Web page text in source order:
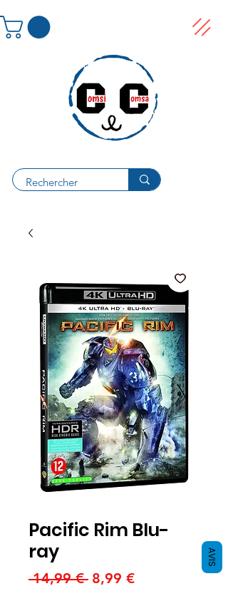
Pacific Rim Blu-
ray
14,99 € Standardpreis
8,99 €Sale-
AVIS